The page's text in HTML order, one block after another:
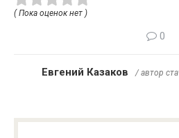
( Пока оценок нет )
0
Евгений Казаков / автор